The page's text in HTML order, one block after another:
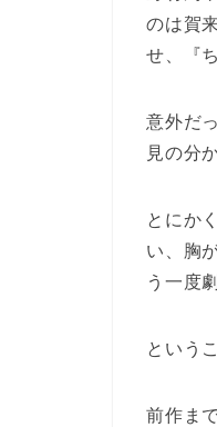
のは賀
せ、『
意外だ
見の分
とにか
い、胸
う一度
という
前作ま